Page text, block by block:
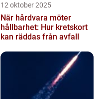
12 oktober 2025
När hårdvara möter
hållbarhet: Hur kretskort
kan räddas från avfall